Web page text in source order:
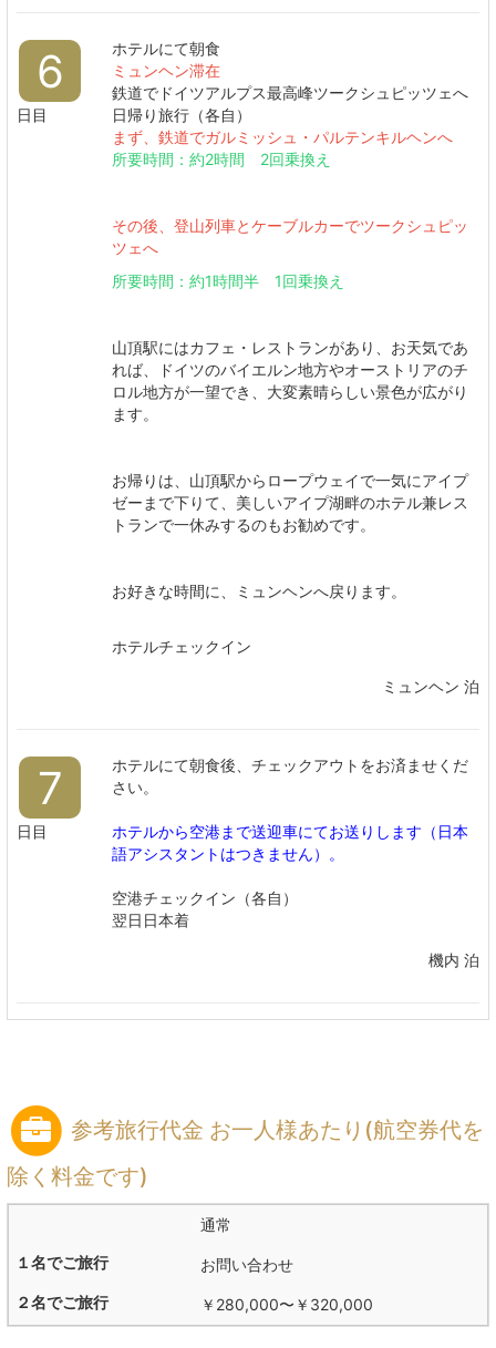
6
日目
ホテルにて朝食
ミュンヘン滞在
鉄道でドイツアルプス最高峰ツークシュピッツェへ
日帰り旅行（各自）
まず、鉄道でガルミッシュ・パルテンキルヘンへ
所要時間：約2時間 2回乗換え
その後、登山列車とケーブルカーでツークシュピッ
ツェへ
所要時間：約1時間半 1回乗換え
山頂駅にはカフェ・レストランがあり、お天気であ
れば、ドイツのバイエルン地方やオーストリアのチ
ロル地方が一望でき、大変素晴らしい景色が広がり
ます。
お帰りは、山頂駅からロープウェイで一気にアイプ
ゼーまで下りて、美しいアイプ湖畔のホテル兼レス
トランで一休みするのもお勧めです。
お好きな時間に、ミュンヘンへ戻ります。
ホテルチェックイン
ミュンヘン 泊
7
日目
ホテルにて朝食後、チェックアウトをお済ませくだ
さい。
ホテルから空港まで送迎車にてお送りします（日本
語アシスタントはつきません）。
空港チェックイン（各自）
翌日日本着
機内 泊
参考旅行代金 お一人様あたり(航空券代を
除く料金です)
通常
お問い合わせ
￥280,000〜 ￥320,000